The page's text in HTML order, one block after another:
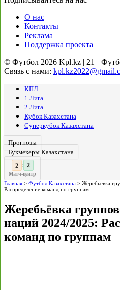
О нас
Контакты
Реклама
Поддержка проекта
© Футбол 2026 Kpl.kz | 21+
Связь с нами:
КПЛ
1 Лига
2 Лига
Кубок Казахстана
Суперкубок Казахстана
Прогнозы
Букмекеры Казахстана
3
:
Матч-центр
Главная > Футбол Казахстана > Жеребьёвка
Распределение команд по группам
Жеребьёвка
наций 2024/2025:
команд по группам